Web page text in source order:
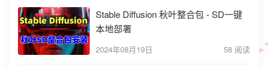
Stable Diffusion 秋叶整合包 - SD一键
本地部署
2024年08月19日 58 阅读